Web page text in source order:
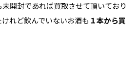
開封であれば買取させて頂いており
れど飲んでいないお酒も １本から買